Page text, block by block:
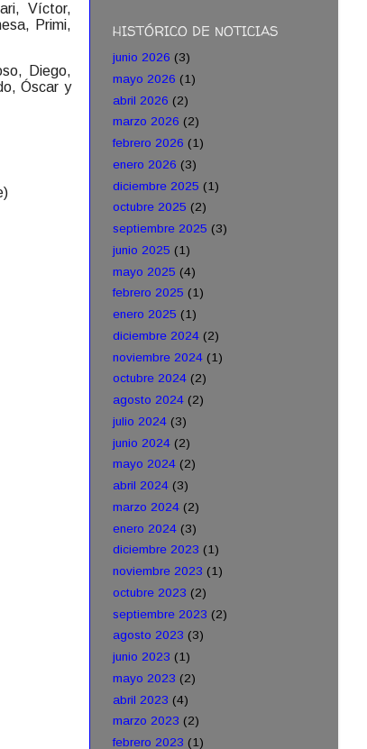
Víctor,
Primi,
Diego,
Óscar y
HISTÓRICO DE NOTICIAS
junio 2026 (3)
mayo 2026 (1)
abril 2026 (2)
marzo 2026 (2)
febrero 2026 (1)
enero 2026 (3)
diciembre 2025 (1)
octubre 2025 (2)
septiembre 2025 (3)
junio 2025 (1)
mayo 2025 (4)
febrero 2025 (1)
enero 2025 (1)
diciembre 2024 (2)
noviembre 2024 (1)
octubre 2024 (2)
agosto 2024 (2)
julio 2024 (3)
junio 2024 (2)
mayo 2024 (2)
abril 2024 (3)
marzo 2024 (2)
enero 2024 (3)
diciembre 2023 (1)
noviembre 2023 (1)
octubre 2023 (2)
septiembre 2023 (2)
agosto 2023 (3)
junio 2023 (1)
mayo 2023 (2)
abril 2023 (4)
marzo 2023 (2)
febrero 2023 (1)